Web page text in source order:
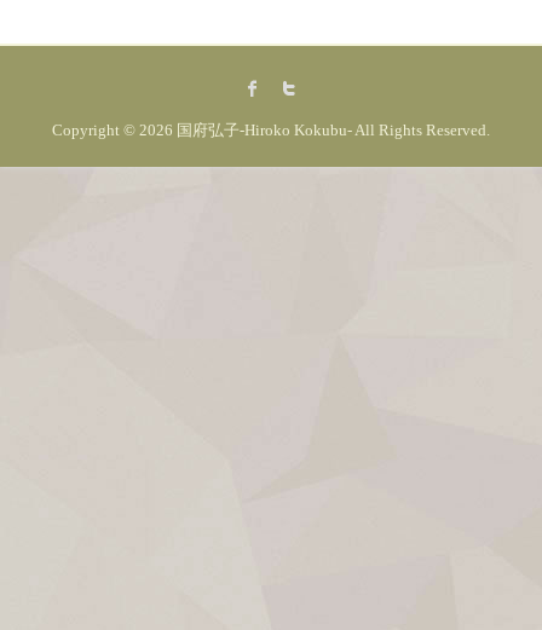
Copyright © 2026 国府弘子-Hiroko Kokubu-All Rights Reserved.